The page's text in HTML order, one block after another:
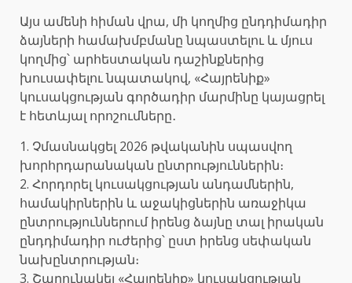
Այս ամենի հիման վրա, մի կողմից ընդդիմադիր
ձայների համախմբմանը նպաստելու և մյուս
կողմից՝ արհեստական դաշինքներից
խուսափելու նպատակով, «Հայրենիք»
կուսակցության գործադիր մարմինը կայացրել
է հետևյալ որոշումները․
1. Չմասնակցել 2026 թվականին սպասվող
խորհրդարանական ընտրություններին։
2. Հորդորել կուսակցության անդամներին,
համակիրներին և աջակիցներին առաջիկա
ընտրություններում իրենց ձայնը տալ իրական
ընդդիմադիր ուժերից՝ ըստ իրենց սեփական
նախընտրության։
3. Շարունակել «Հայրենիք» կուսակցության